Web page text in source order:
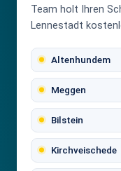
Team holt Ihren
Lennestadt
Altenhundem
Meggen
Bilstein
Kirchveischede